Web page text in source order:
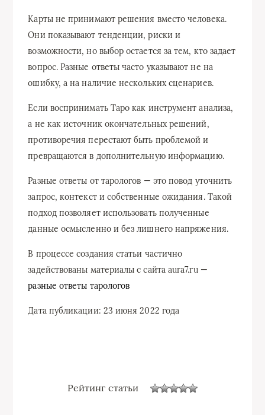
Карты не принимают решения вместо человека.
Они показывают тенденции, риски и
возможности, но выбор остается за тем, кто задает
вопрос. Разные ответы часто указывают не на
ошибку, а на наличие нескольких сценариев.
Если воспринимать Таро как инструмент анализа,
а не как источник окончательных решений,
противоречия перестают быть проблемой и
превращаются в дополнительную информацию.
Разные ответы от тарологов — это повод уточнить
запрос, контекст и собственные ожидания. Такой
подход позволяет использовать полученные
данные осмысленно и без лишнего напряжения.
В процессе создания статьи частично
задействованы материалы с сайта aura7.ru —
разные ответы тарологов
Дата публикации: 23 июня 2022 года
Рейтинг статьи